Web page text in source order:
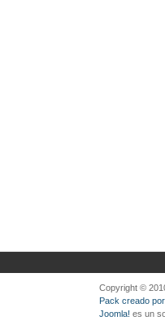
Copyright ©
Pack creado
Joomla! es un